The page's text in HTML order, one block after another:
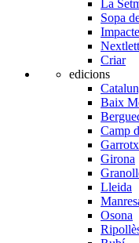
La
Sopa
Impacte
Criar
edicions
Baix
Camp
Girona
Lleida
Osona